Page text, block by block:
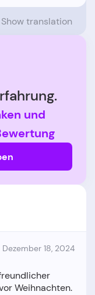
Show translation
und
Dezember 18, 2024
Weihnachten.